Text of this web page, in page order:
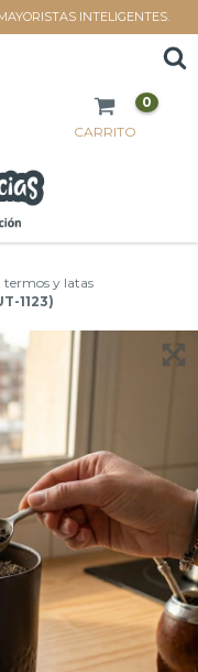
INTELIGENTES.
CARRITO
0
termos y latas
1123)